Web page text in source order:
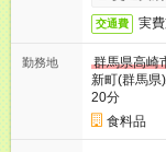
交通費 実
勤務地
群馬県高崎
新町(群馬県
20分
食料品